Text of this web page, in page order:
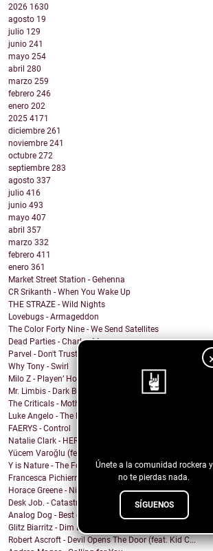
Únete a la comunidad rockera y
no te pierdas nada.
SÍGUENOS
2026 1630
agosto 19
julio 129
junio 241
mayo 254
abril 280
marzo 259
febrero 246
enero 202
2025 4171
diciembre 261
noviembre 241
octubre 272
septiembre 283
agosto 337
julio 416
junio 493
mayo 407
abril 357
marzo 332
febrero 411
enero 361
Market Street Station - Gehenna
CR Srikanth - When You Wake Up
THE STRAZE - Wild Nights
Lovebugs - Armageddon
The Color Forty Nine - We Send Satellites
Dead Parties - Charles Manson
Parvel - Don't Trust The Sirens
Why Tony - Swirl
Milo Z - Playen’ Hookie
Mr. Limbis - Dark Butterfly
The Criticals - Mother of Style
Luke Angelo - The Pool
FAERYS - Control
Natalie Clark - HERE
Yücem Varoğlu (feat. Jam and the Benzos) - Gimme G...
Y is Nature - The Fool
Francesca Pichierri - Sperarci Due Eroi
Horace Greene - Nighttime Boi
Desk Job. - Catastrophe
Analog Dog - Best of Me
Glitz Biarritz - Dim Lights
Robert Ascroft - Devil Opens The Door (feat. Kid C...